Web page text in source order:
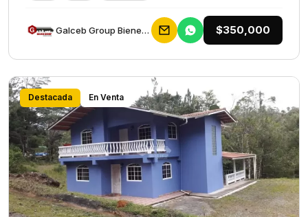
Galceb Group Bienes Raices $350,000
Destacada En Venta